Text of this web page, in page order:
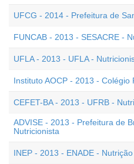
UFCG - 2014 - Prefeitura de
FUNCAB - 2013 - SESACRE -
UFLA - 2013 - UFLA -
Instituto AOCP - 2013 - Colégio
CEFET-BA - 2013 - UFRB -
ADVISE - 2013 - Prefeitura de
Nutricionista
INEP - 2013 - ENADE - Nutrição